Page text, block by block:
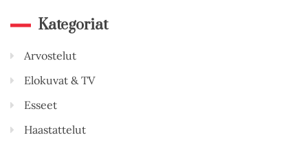
Kategoriat
Arvostelut
Elokuvat & TV
Esseet
Haastattelut